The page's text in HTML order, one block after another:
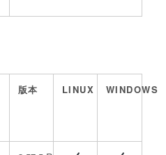
版本 LINUX WINDOWS